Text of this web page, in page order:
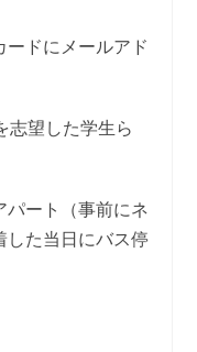
ードにメールアド
志望した学生ら
パート（事前にネ
した当日にバス停